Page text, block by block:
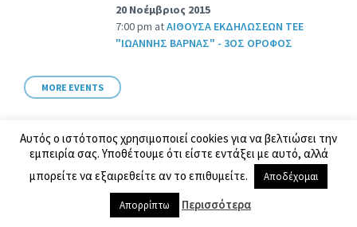
20 Νοέμβριος 2015
7:00 pm atΑΙΘΟΥΣΑ ΕΚΔΗΛΩΣΕΩΝ ΤΕΕ
"ΙΩΑΝΝΗΣ ΒΑΡΝΑΣ" - 3ΟΣ ΟΡΟΦΟΣ
MORE EVENTS
Interesting Places
ΤΕΕ – Αίθουσα Συνεδριάσεων Μ.Ε.
Αυτός ο ιστότοπος χρησιμοποιεί cookies για να βελτιώσει την
εμπειρία σας. Υποθέτουμε ότι είστε εντάξει με αυτό, αλλά
μπορείτε να εξαιρεθείτε αν το επιθυμείτε.
Αποδέχομαι
Απορρίπτω Περισσότερα